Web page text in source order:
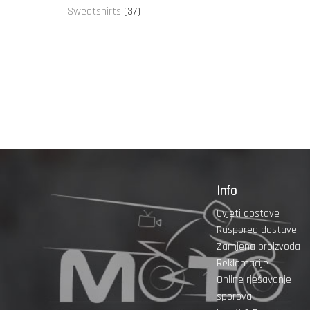
proizvoda
Sweatshirts 3737
Info
Uvjeti dostave
Raspored dostave
Zamjena proizvoda
Reklamacije
Online rješavanje
sporova